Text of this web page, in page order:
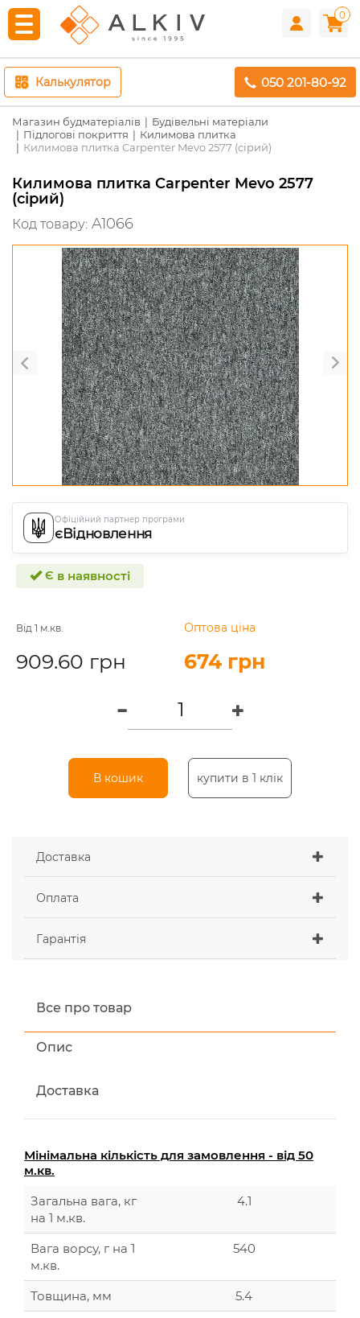
0
Калькулятор 050 201-80-92
Магазин будматеріалів
Будівельні матеріали
Підлогові покриття
Килимова плитка
Килимова плитка Carpenter Mevo 2577 (сірий)
Килимова плитка Carpenter Mevo 2577
(сірий)
Код товару: A1066
Офіційний партнер програми
єВідновлення
Є в наявності
Від 1 м.кв.
909.60 грн
Оптова ціна
674 грн
В кошик купити в 1 клік
Доставка
Оплата
Гарантія
Все про товар
Опис
Доставка
Мінімальна кількість для замовлення - від 50
м.кв.
Загальна вага, кг
на 1 м.кв.
4.1
Вага ворсу, г на 1
м.кв.
540
Товщина, мм
5.4